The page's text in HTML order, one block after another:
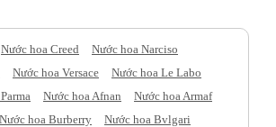
Nước hoa Creed
Nước hoa Narciso
Nước hoa Versace
Nước hoa Le Labo
Nước hoa Afnan
Nước hoa Armaf
Nước hoa Burberry
Nước hoa Bvlgari